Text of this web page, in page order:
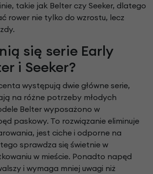
takie jak Belter czy Seeker, dlatego
rower nie tylko do wzrostu, lecz
się serie Early
i Seeker?
występują dwie główne serie,
na różne potrzeby młodych
Belter wyposażono w
paskowy. To rozwiązanie eliminuje
jest ciche i odporne na
sprawdza się świetnie w
w mieście. Ponadto napęd
i wymaga mniej uwagi niż